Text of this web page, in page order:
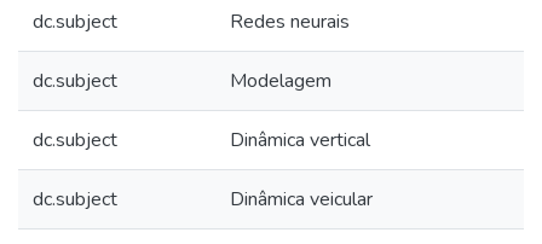
dc.subject Redes neurais
dc.subject Modelagem
dc.subject Dinâmica vertical
dc.subject Dinâmica veicular